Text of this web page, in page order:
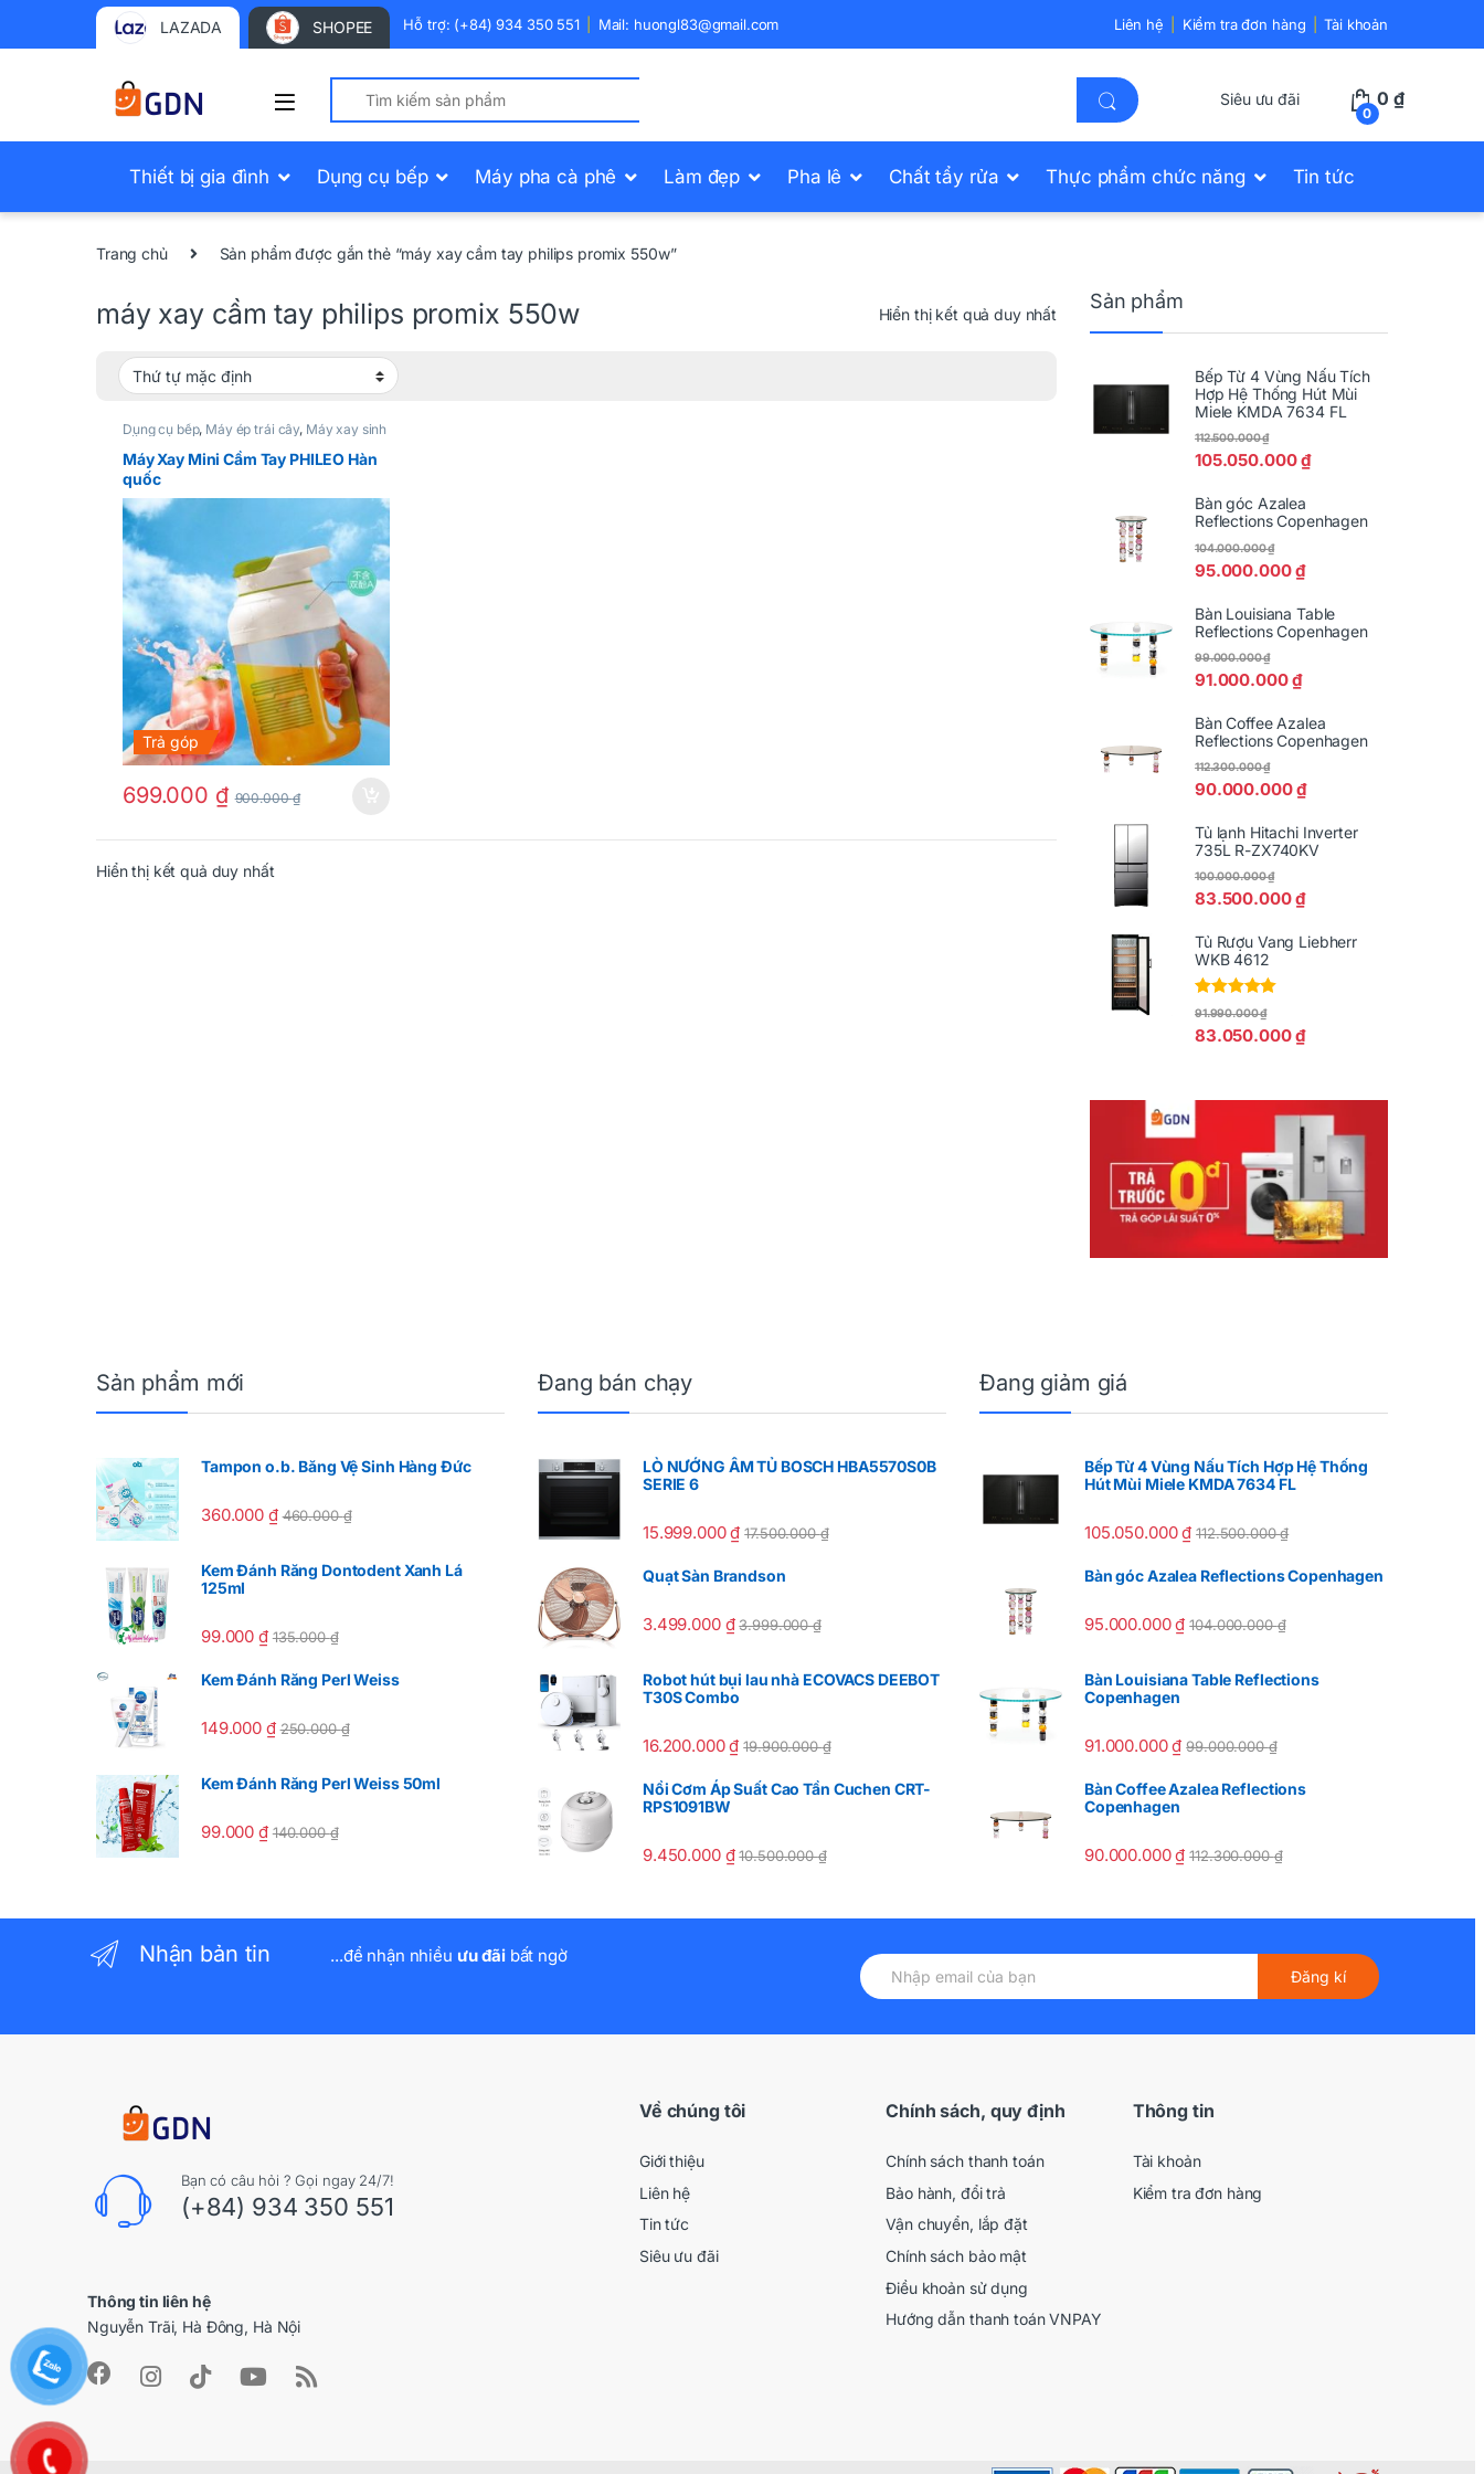
LAZADA SHOPEE Hỗ trợ: (+84) 934 350 551 Mail: huongl83@gmail.com Liên hệ Kiểm tra đơn hàng Tài khoản
Search for:
Siêu ưu đãi
0
0₫
Thiết bị gia đình Dụng cụ bếp Máy pha cà phê Làm đẹp Pha lê Chất tẩy rửa Thực phẩm chức năng Tin tức
Trang chủ Sản phẩm được gắn thẻ “máy xay cầm tay philips promix 550w”
máy xay cầm tay philips promix 550w Hiển thị kết quả duy nhất
Dụng cụ bếp, Máy ép trái cây, Máy xay sinh
tố
Máy Xay Mini Cầm Tay PHILEO Hàn
quốc
Trả góp
699.000 ₫ 900.000₫
Hiển thị kết quả duy nhất
Sản phẩm
Bếp Từ 4 Vùng Nấu Tích
Hợp Hệ Thống Hút Mùi
Miele KMDA 7634 FL
105.050.000₫
112.500.000₫
Bàn góc Azalea
Reflections Copenhagen
95.000.000₫
104.000.000₫
Bàn Louisiana Table
Reflections Copenhagen
91.000.000₫
99.000.000₫
Bàn Coffee Azalea
Reflections Copenhagen
90.000.000₫
112.300.000₫
Tủ lạnh Hitachi Inverter
735L R-ZX740KV
83.500.000₫
100.000.000₫
Tủ Rượu Vang Liebherr
WKB 4612
Được xếp
5
sao
83.050.000₫
91.990.000₫
Sản phẩm mới
Tampon o.b. Băng Vệ Sinh Hàng Đức
360.000 ₫ 460.000₫
Kem Đánh Răng Dontodent Xanh Lá
125ml
99.000₫ 135.000₫
Kem Đánh Răng Perl Weiss
149.000 ₫ 250.000₫
Kem Đánh Răng Perl Weiss 50ml
99.000₫ 140.000₫
Đang bán chạy
LÒ NƯỚNG ÂM TỦ BOSCH HBA5570S0B
SERIE 6
15.999.000₫ 17.500.000₫
Quạt Sàn Brandson
3.499.000 ₫ 3.999.000₫
Robot hút bụi lau nhà ECOVACS DEEBOT
T30S Combo
16.200.000₫ 19.900.000₫
Nồi Cơm Áp Suất Cao Tần Cuchen CRT-
RPS1091BW
9.450.000 ₫ 10.500.000₫
Đang giảm giá
Bếp Từ 4 Vùng Nấu Tích Hợp Hệ Thống
Hút Mùi Miele KMDA 7634 FL
105.050.000₫ 112.500.000₫
Bàn góc Azalea Reflections Copenhagen
95.000.000₫ 104.000.000₫
Bàn Louisiana Table Reflections
Copenhagen
91.000.000₫ 99.000.000₫
Bàn Coffee Azalea Reflections
Copenhagen
90.000.000₫ 112.300.000₫
Nhận bản tin ...để nhận nhiều ưu đãibất ngờ
Đăng kí
Bạn có câu hỏi ? Gọi ngay 24/7!
(+84) 934 350 551
Thông tin liên hệ
Nguyễn Trãi, Hà Đông, Hà Nội
Về chúng tôi
Giới thiệu
Liên hệ
Tin tức
Siêu ưu đãi
Chính sách, quy định
Chính sách thanh toán
Bảo hành, đổi trả
Vận chuyển, lắp đặt
Chính sách bảo mật
Điều khoản sử dụng
Hướng dẫn thanh toán VNPAY
Thông tin
Tài khoản
Kiểm tra đơn hàng